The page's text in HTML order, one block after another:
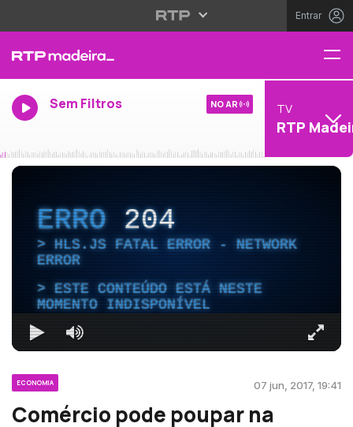
Entrar
Sem Filtros NO AR TV
RTP
ERRO204
HLS.JS FATAL ERROR - NETWORK
ERROR
ESTE CONTEÚDO ESTÁ NESTE
MOMENTO INDISPONÍVEL
ECONOMIA 07 jun, 2017, 19:41
Comércio pode poupar na